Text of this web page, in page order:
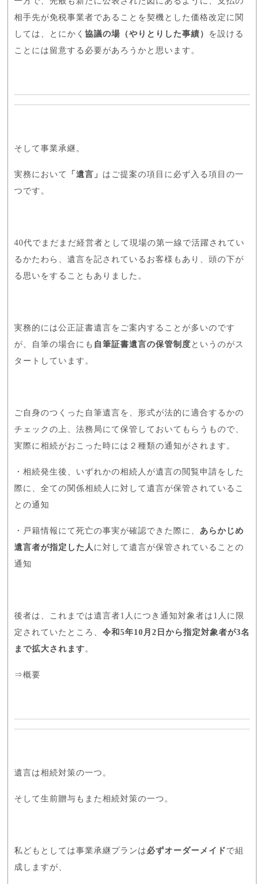
相手先が免税事業者であることを契機とした価格改定に関
しては、とにかく 協議の場（やりとりした事績） を設ける
ことには留意する必要があろうかと思います。
そして事業承継。
実務において 「遺言」 はご提案の項目に必ず入る項目の一
つです。
40代でまだまだ経営者として現場の第一線で活躍されてい
るかたわら、遺言を記されているお客様もあり、頭の下が
る思いをすることもありました。
実務的には公正証書遺言をご案内することが多いのです
が、自筆の場合にも 自筆証書遺言の保管制度 というのがス
タートしています。
ご自身のつくった自筆遺言を、形式が法的に適合するかの
チェックの上、法務局にて保管しておいてもらうもので、
実際に相続がおこった時には２種類の通知がされます。
・相続発生後、いずれかの相続人が遺言の閲覧申請をした
際に、全ての関係相続人に対して遺言が保管されているこ
との通知
・戸籍情報にて死亡の事実が確認できた際に、 あらかじめ
遺言者が指定した人 に対して遺言が保管されていることの
通知
後者は、これまでは遺言者1人につき通知対象者は1人に限
定されていたところ、 令和5年10月2日から指定対象者が3名
まで拡大されます 。
⇒概要
遺言は相続対策の一つ。
そして生前贈与もまた相続対策の一つ。
私どもとしては事業承継プランは 必ずオーダーメイド で組
成しますが、